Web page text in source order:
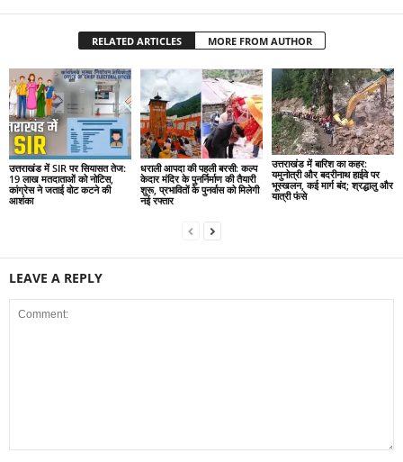
RELATED ARTICLES MORE FROM AUTHOR
उत्तराखंड में SIR पर सियासत तेज:
19 लाख मतदाताओं को नोटिस,
कांग्रेस ने जताई वोट कटने की
आशंका
धराली आपदा की पहली बरसी: कल्प
केदार मंदिर के पुनर्निर्माण की तैयारी
शुरू, प्रभावितों के पुनर्वास को मिलेगी
नई रफ्तार
उत्तराखंड में बारिश का कहर:
यमुनोत्री और बदरीनाथ हाईवे पर
भूस्खलन, कई मार्ग बंद; श्रद्धालु और
यात्री फंसे
LEAVE A REPLY